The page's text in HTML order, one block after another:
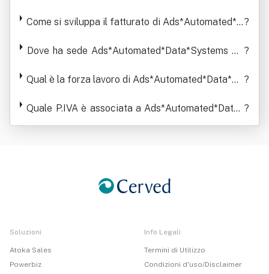
zione Dati)
Come si sviluppa il fatturato di Ads*Automated*D
razione Dati)
?
Dove ha sede Ads*Automated*Data*Systems Sp ?
Qual è la forza lavoro di Ads*Automated*Data*Sy
e Dati)
?
Quale P.IVA è associata a Ads*Automated*Data*
Systems Spa (Sistemi Automatizzati Di Elaborazi
?
Soluzioni
Atoka Sales
Powerbiz
Info Legali
Termini di Utilizzo
Condizioni d'uso/Disclaimer